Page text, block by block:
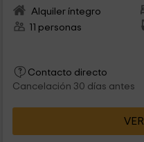
Alquiler íntegro
11 personas
Contacto directo
Cancelación 30 días antes